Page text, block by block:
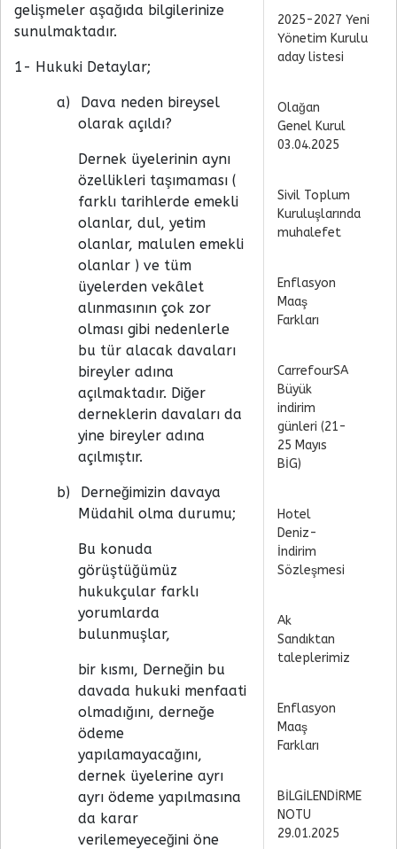
gelişmeler aşağıda bilgilerinize
sunulmaktadır.
1- Hukuki Detaylar;
a)
Dava neden bireysel
olarak açıldı?
Dernek üyelerinin aynı
özellikleri taşımaması (
farklı tarihlerde emekli
olanlar, dul, yetim
olanlar, malulen emekli
olanlar ) ve tüm
üyelerden vekâlet
alınmasının çok zor
olması gibi nedenlerle
bu tür alacak davaları
bireyler adına
açılmaktadır. Diğer
derneklerin davaları da
yine bireyler adına
açılmıştır.
b)
Derneğimizin davaya
Müdahil olma durumu;
Bu konuda
görüştüğümüz
hukukçular farklı
yorumlarda
bulunmuşlar,
bir kısmı, Derneğin bu
davada hukuki menfaati
olmadığını, derneğe
ödeme
yapılamayacağını,
dernek üyelerine ayrı
ayrı ödeme yapılmasına
da karar
verilemeyeceğini öne
2025-2027 Yeni
Yönetim Kurulu
aday listesi
Olağan
Genel Kurul
03.04.2025
Sivil Toplum
Kuruluşlarında
muhalefet
Enflasyon
Maaş
Farkları
CarrefourSA
Büyük
indirim
günleri (21-
25 Mayıs
BİG)
Hotel
Deniz-
İndirim
Sözleşmesi
Ak
Sandıktan
taleplerimiz
Enflasyon
Maaş
Farkları
BİLGİLENDİRME
NOTU
29.01.2025